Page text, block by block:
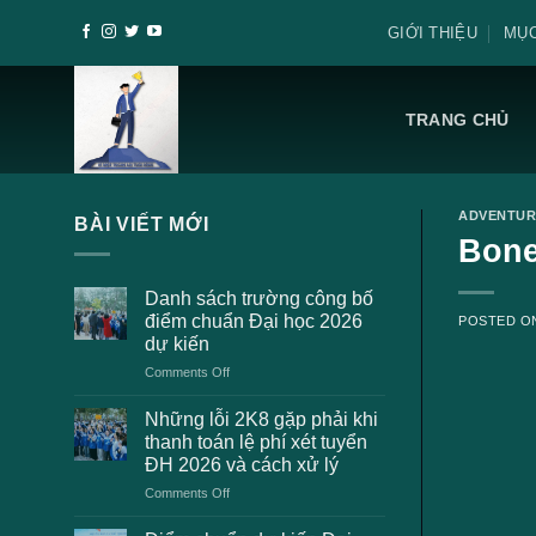
GIỚI THIỆU
TRANG CHỦ
BÀI VIẾT MỚI
Danh sách trường công bố
điểm chuẩn Đại học 2026
dự kiến
Comments Offon
sách
trường
công
bố
điểm
Đại
Những lỗi 2K8 gặp phải khi
thanh toán lệ phí xét tuyển
ĐH 2026 và cách xử lý
Comments Offon
lỗi
POSTED